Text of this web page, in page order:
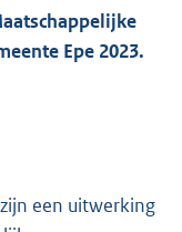
Epe 2023.
een uitwerking